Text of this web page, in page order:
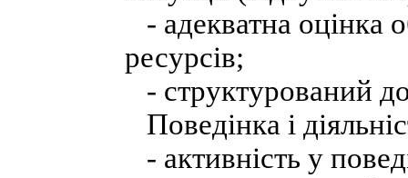
- адекватна оцінка
ресурсів;
- структурований
Поведінка і
- активність у